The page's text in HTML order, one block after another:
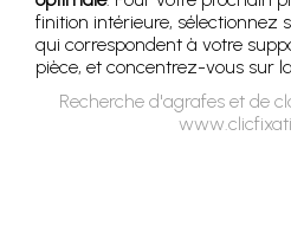
finition intérieure, sélectionnez
qui correspondent à votre
pièce, et concentrez-vous sur
Recherche d'agrafes et de